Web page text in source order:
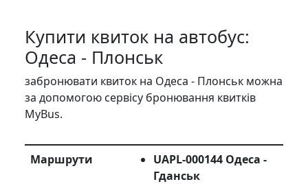
Купити квиток на автобус:
Одеса - Плонськ
забронювати квиток на Одеса - Плонськ можна
за допомогою сервісу бронювання квитків
MyBus.
Маршрути
UAPL-000144 Одеса -
Гданськ